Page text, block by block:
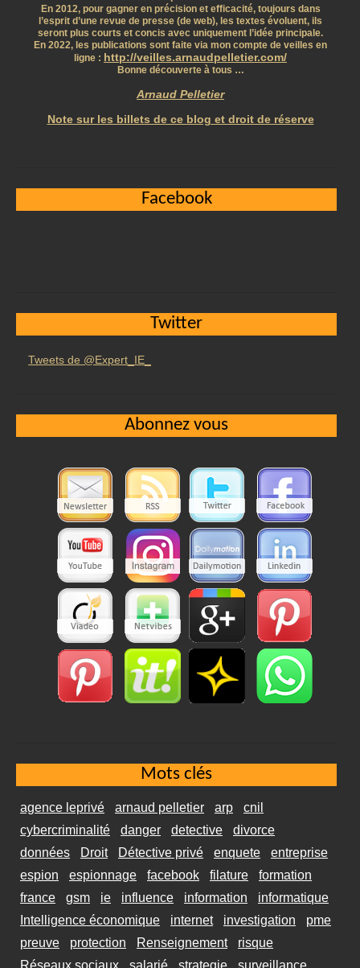
En 2012, pour gagner en précision et efficacité, toujours dans
l’esprit d’une revue de presse (de web), les textes évoluent, ils
seront plus courts et concis avec uniquement l’idée principale.
En 2022, les publications sont faite via mon compte de veilles en
ligne : http://veilles.arnaudpelletier.com/
Bonne découverte à tous …
Arnaud Pelletier
Note sur les billets de ce blog et droit de réserve
Facebook
Twitter
Tweets de @Expert_IE_
Abonnez vous
Mots clés
agence leprivé arnaud pelletier arp
cnil
cybercriminalité
danger detective
divorce
données
Droit Détective privé enquete
entreprise
espion
espionnage facebook filature
formation
france
gsm ie influence information
informatique
Intelligence économique
internet investigation
pme
preuve
protection Renseignement
risque
Réseaux sociaux
salarié strategie surveillance